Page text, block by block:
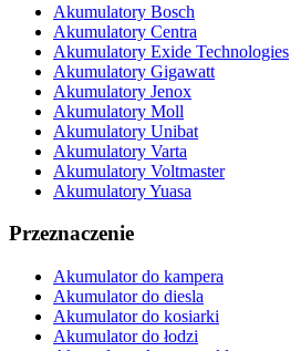
Akumulatory Bosch
Akumulatory Centra
Akumulatory Exide Technologies
Akumulatory Gigawatt
Akumulatory Jenox
Akumulatory Moll
Akumulatory Unibat
Akumulatory Varta
Akumulatory Voltmaster
Akumulatory Yuasa
Przeznaczenie
Akumulator do kampera
Akumulator do diesla
Akumulator do kosiarki
Akumulator do łodzi